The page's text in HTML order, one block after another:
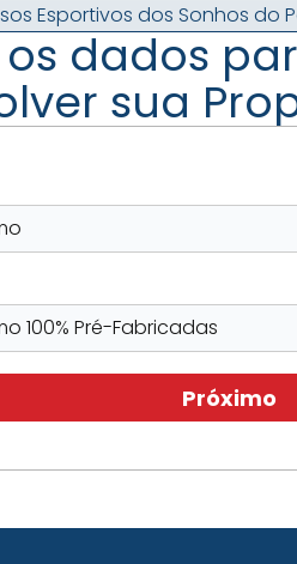
Esportivos dos Sonhos do
dados
sua
Próximo